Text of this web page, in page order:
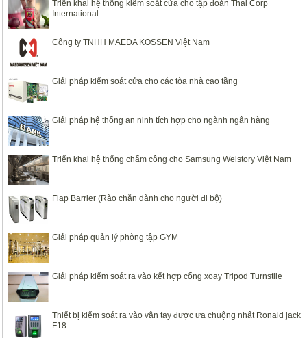
Triển khai hệ thống kiểm soát cửa cho tập đoàn Thai Corp
International
Công ty TNHH MAEDA KOSSEN Việt Nam
Giải pháp kiểm soát cửa cho các tòa nhà cao tầng
Giải pháp hệ thống an ninh tích hợp cho ngành ngân hàng
Triển khai hệ thống chấm công cho Samsung Welstory Việt Nam
Flap Barrier (Rào chắn dành cho người đi bộ)
Giải pháp quản lý phòng tập GYM
Giải pháp kiểm soát ra vào kết hợp cổng xoay Tripod Turnstile
Thiết bị kiểm soát ra vào vân tay được ưa chuộng nhất Ronald jack
F18